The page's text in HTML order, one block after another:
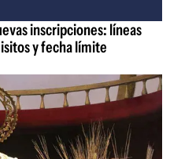
inscripciones: líneas
y fecha límite